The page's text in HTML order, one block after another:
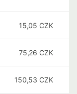
15,05 CZK
75,26 CZK
150,53 CZK